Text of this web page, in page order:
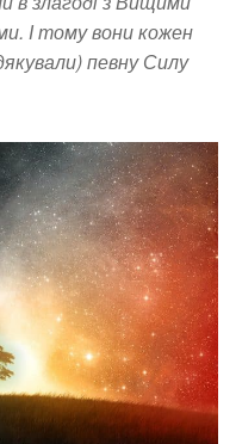
І тому вони кожен
певну Силу